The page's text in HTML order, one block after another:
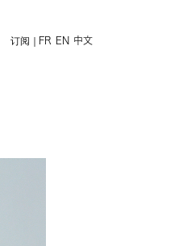
订阅 FR EN 中文